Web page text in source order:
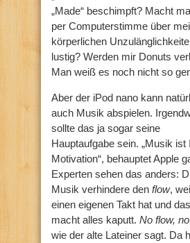
„Made“ beschimpft? Macht
per Computerstimme über
körperlichen
lustig? Werden mir Donuts
Man weiß es noch nicht so
Aber der iPod nano kann
auch Musik abspielen.
sollte das ja sogar seine
Hauptaufgabe sein. „Musik ist
Motivation“, behauptet Apple
Experten sehen das anders:
Musik verhindere den flow,
einen eigenen Takt hat und das
macht alles kaputt. No flow,
wie der alte Lateiner sagt. Da